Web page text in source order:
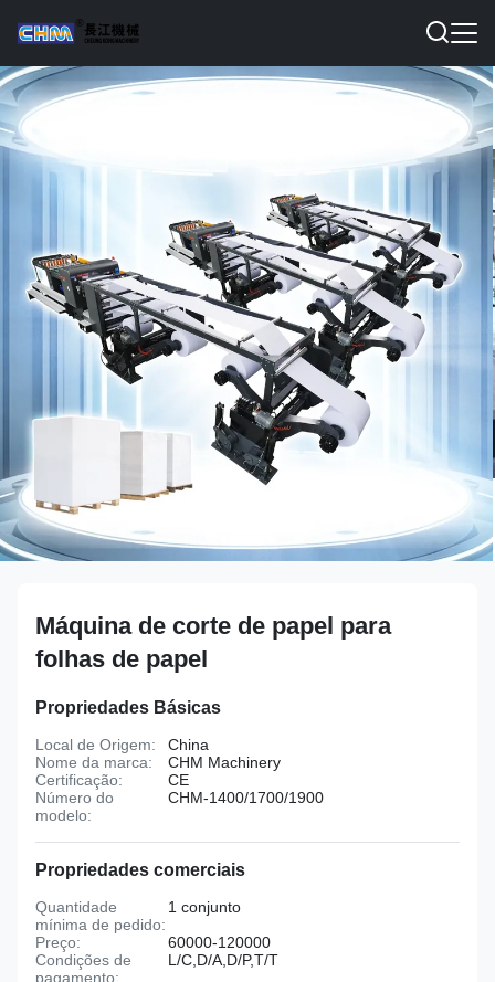
Máquina de corte de papel para
folhas de papel
Propriedades Básicas
Local de Origem:
China
Nome da marca:
CHM Machinery
Certificação:
CE
Número do
modelo:
CHM-1400/1700/1900
Propriedades comerciais
Quantidade
mínima de pedido:
1 conjunto
Preço:
60000-120000
Condições de
pagamento:
L/C,D/A,D/P,T/T